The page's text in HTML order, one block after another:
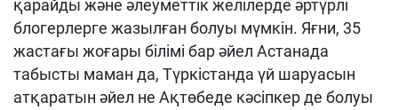
қарайды және әлеуметтік желілерде әртүрлі
блогерлерге жазылған болуы мүмкін. Яғни, 35
жастағы жоғары білімі бар әйел Астанада
табысты маман да, Түркістанда үй шаруасын
атқаратын әйел не Ақтөбеде кәсіпкер де болуы